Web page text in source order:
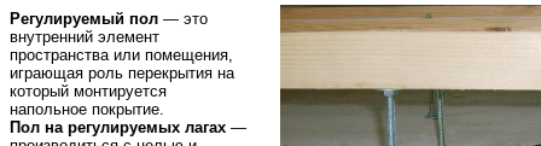
Регулируемый пол — это
внутренний элемент
пространства или помещения,
играющая роль перекрытия на
который монтируется
напольное покрытие.
Пол на регулируемых лагах —